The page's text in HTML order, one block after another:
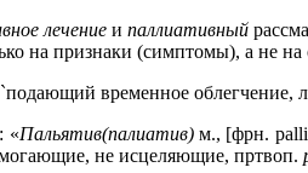
лечениеипаллиативный
на признаки (симптомы), а не
временное облегчение,
: «Пальятив(палиатив)м., [фрн.
не исцеляющие, пртвоп.